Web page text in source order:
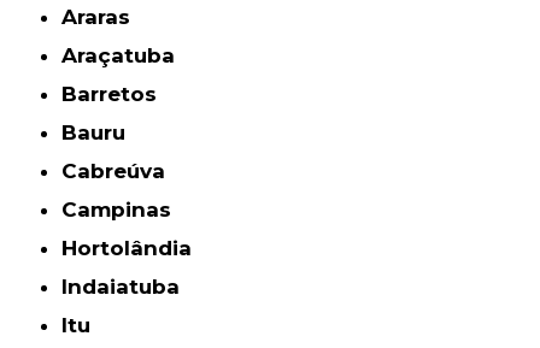
Araras
Araçatuba
Barretos
Bauru
Cabreúva
Campinas
Hortolândia
Indaiatuba
Itu